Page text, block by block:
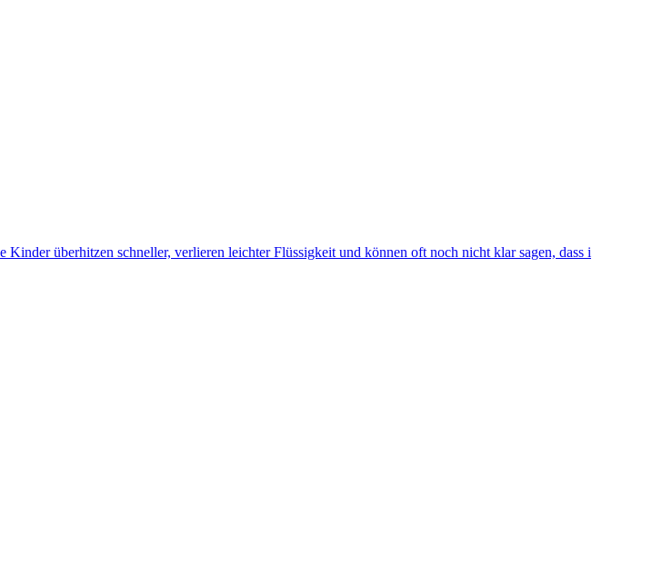
überhitzen schneller, verlieren leichter Flüssigkeit und können oft noch nicht klar sagen, dass i